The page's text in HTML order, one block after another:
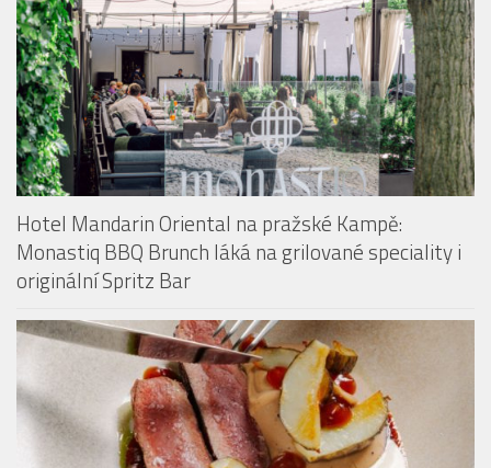
Hotel Mandarin Oriental na pražské Kampě:
Monastiq BBQ Brunch láká na grilované speciality i
originální Spritz Bar